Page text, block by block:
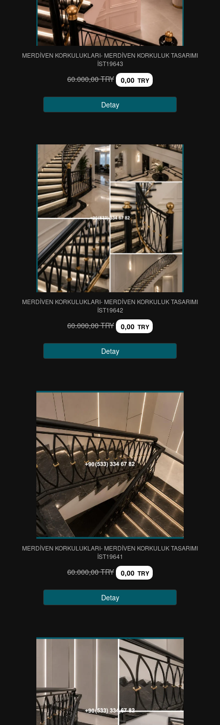
MERDİVEN KORKULUKLARI- MERDİVEN KORKULUK TASARIMI
IST19643
60.000,00 TRY 0,00 TRY
Detay
MERDİVEN KORKULUKLARI- MERDİVEN KORKULUK TASARIMI
IST19642
60.000,00 TRY 0,00 TRY
Detay
MERDİVEN KORKULUKLARI- MERDİVEN KORKULUK TASARIMI
IST19641
60.000,00 TRY 0,00 TRY
Detay